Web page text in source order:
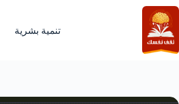
التجاوز
إلى
المحتوى
تنمية بشرية